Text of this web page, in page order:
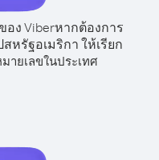
ง Viberหากต้องการ
หรัฐอเมริกา ให้เรียก
ายเลขในประเทศ